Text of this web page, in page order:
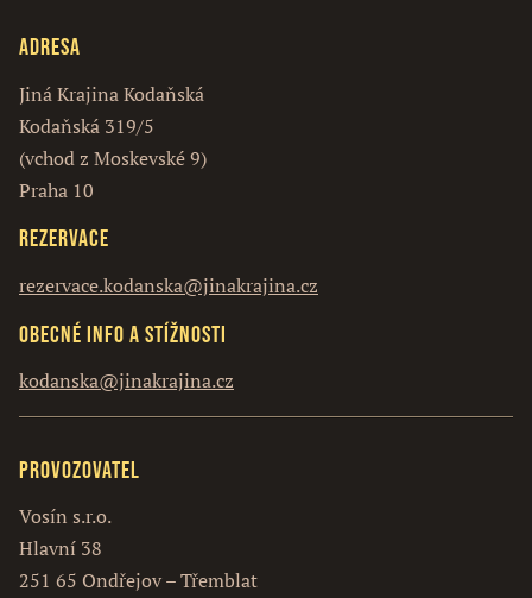
Adresa
Jiná Krajina Kodaňská
Kodaňská 319/5
(vchod z Moskevské 9)
Praha 10
Rezervace
rezervace.kodanska@jinakrajina.cz
Obecné info a stížnosti
kodanska@jinakrajina.cz
Provozovatel
Vosín s.r.o.
Hlavní 38
251 65 Ondřejov – Třemblat